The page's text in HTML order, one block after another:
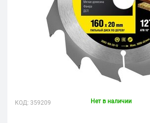
КОД: 359209 Нет в наличии